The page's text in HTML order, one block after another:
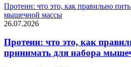
Протеин: что это, как правильно
мышечной массы
26.07.2026
Протеин: что это, как
принимать для набора